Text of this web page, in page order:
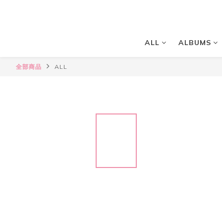
ALL ALBUMS
全部商品 ALL